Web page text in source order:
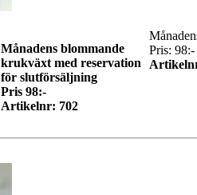
Månadens blommande
krukväxt med reservation
för slutförsäljning
Pris 98:-
Artikelnr: 702
Pris: 98:-